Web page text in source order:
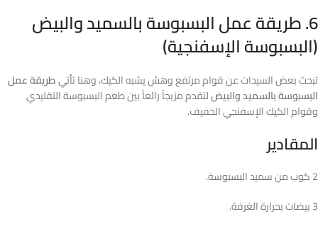
6. طريقة عمل البسبوسة بالسميد والبيض
(البسبوسة الإسفنجية)
تبحث بعض السيدات عن قوام مرتفع وهش يشبه الكيك، وهنا تأتيطريقة عمل
البسبوسة بالسميد والبيضلتقدم مزيجاً رائعاً بين طعم البسبوسة التقليدي
وقوام الكيك الإسفنجي الخفيف.
المقادير
2 كوب من سميد البسبوسة.
3 بيضات بحرارة الغرفة.